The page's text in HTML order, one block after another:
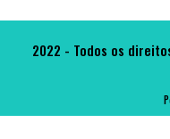
2022 - Todos os